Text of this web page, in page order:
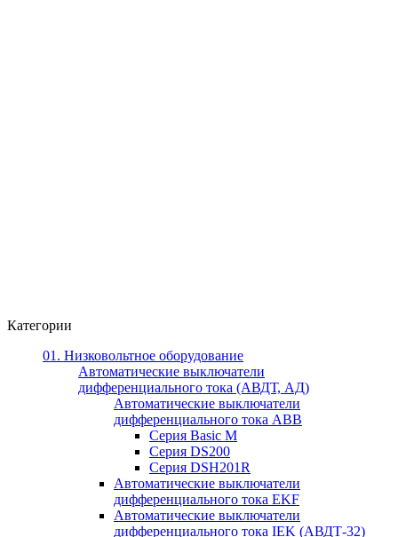
Категории
01. Низковольтное оборудование
Автоматические выключатели
дифференциального тока (АВДТ, АД)
Автоматические выключатели
дифференциального тока ABB
Серия Basic M
Серия DS200
Серия DSH201R
Автоматические выключатели
дифференциального тока EKF
Автоматические выключатели
дифференциального тока IEK (АВДТ-32)